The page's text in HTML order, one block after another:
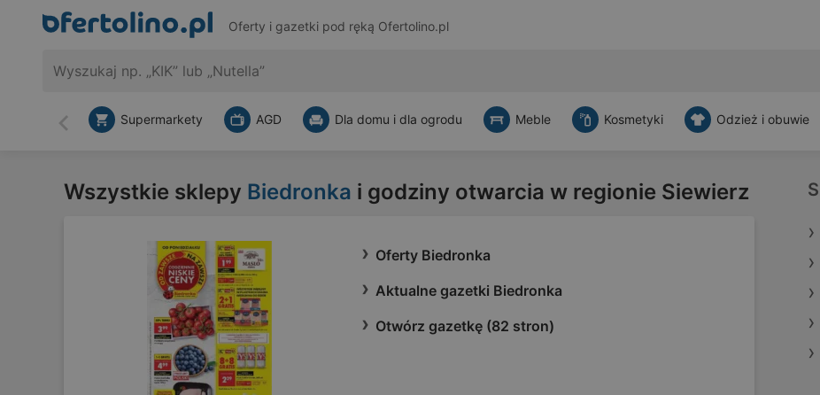
Oferty i gazetki pod ręką Ofertolino.pl
Wstecz
Supermarkety AGD Dla domu i dla ogrodu Meble Kosmetyki Odzież i obuwie
Wszystkie sklepy Biedronka i godziny otwarcia w regionie Siewierz
Oferty Biedronka
Aktualne gazetki Biedronka
Otwórz gazetkę (82 stron)